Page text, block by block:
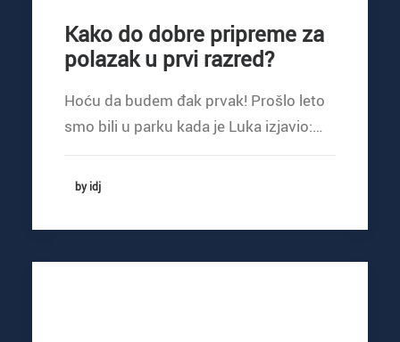
Kako do dobre pripreme za
polazak u prvi razred?
Hoću da budem đak prvak! Prošlo leto
smo bili u parku kada je Luka izjavio:…
by idj